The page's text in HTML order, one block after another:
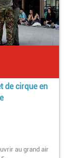
de cirque en
au grand air